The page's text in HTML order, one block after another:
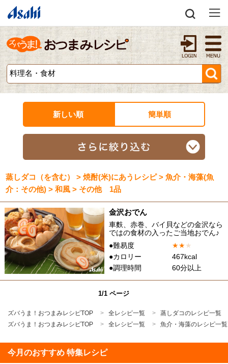
新しい順 簡単順
蒸しダコ（を含む） > 焼酎(米)にあうレシピ > 魚介・海藻(魚
介：その他) > 和風 > その他 1品
金沢おでん
車麩、赤巻、バイ貝などの金沢なら
ではの食材の入ったご当地おでん♪
●難易度
★★★
●カロリー
467kcal
●調理時間
60分以上
1/1 ページ
ズバうま！おつまみレシピTOP 全レシピ一覧
蒸しダコのレシピ一覧
ズバうま！おつまみレシピTOP
全レシピ一覧 魚介・海藻のレシピ一覧
今月のおすすめ 特集レシピ